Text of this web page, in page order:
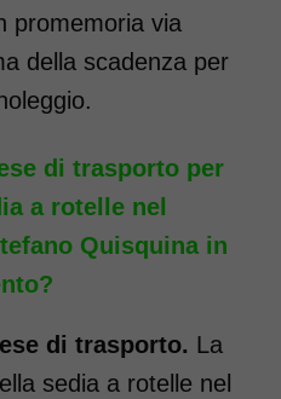
transito -
40 cm
a rotelle seduta
con pedane
Noleggio
promemoria via
della scadenza per
di trasporto per
a rotelle nel
Quisquina in
di trasporto. La
sedia a rotelle nel